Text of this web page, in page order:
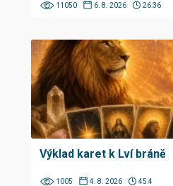
11050 6. 8. 2026 26:36
Výklad karet k Lví bráně
1005 4. 8. 2026 45:4